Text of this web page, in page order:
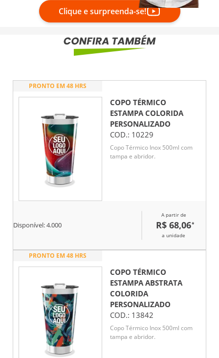
Clique e surpreenda-se!
PRONTO EM 48 HRS
COPO TÉRMICO
ESTAMPA COLORIDA
PERSONALIZADO
COD.: 10229
Copo Térmico Inox 500ml com
tampa e abridor.
Disponível:4.000
A partir de
R$ 68,06*
a unidade
PRONTO EM 48 HRS
COPO TÉRMICO
ESTAMPA ABSTRATA
COLORIDA
PERSONALIZADO
COD.: 13842
Copo Térmico Inox 500ml com
tampa e abridor.